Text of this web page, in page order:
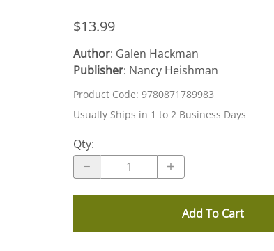
$13.99
Author: Galen Hackman
Publisher: Nancy Heishman
Product Code: 9780871789983
Usually Ships in 1 to 2 Business Days
Qty:
Add To Cart